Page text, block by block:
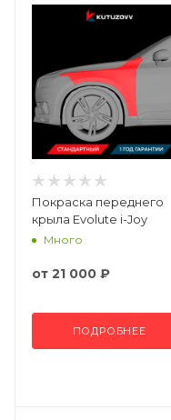
Покраска переднего
крыла Evolute i-Joy
Много
от 21 000 ₽
ПОДРОБНЕЕ